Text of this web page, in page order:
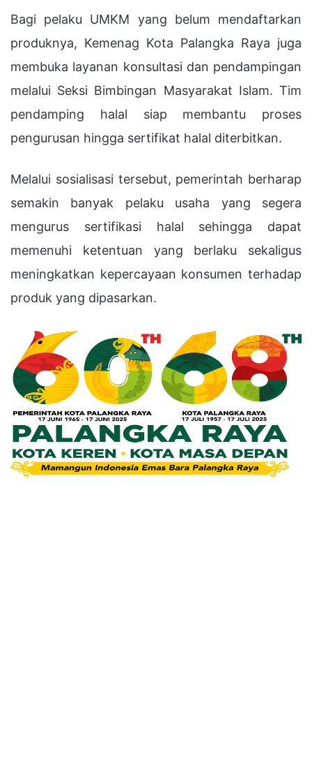
Bagi pelaku UMKM yang belum mendaftarkan
produknya, Kemenag Kota Palangka Raya juga
membuka layanan konsultasi dan pendampingan
melalui Seksi Bimbingan Masyarakat Islam. Tim
pendamping halal siap membantu proses
pengurusan hingga sertifikat halal diterbitkan.
Melalui sosialisasi tersebut, pemerintah berharap
semakin banyak pelaku usaha yang segera
mengurus sertifikasi halal sehingga dapat
memenuhi ketentuan yang berlaku sekaligus
meningkatkan kepercayaan konsumen terhadap
produk yang dipasarkan.